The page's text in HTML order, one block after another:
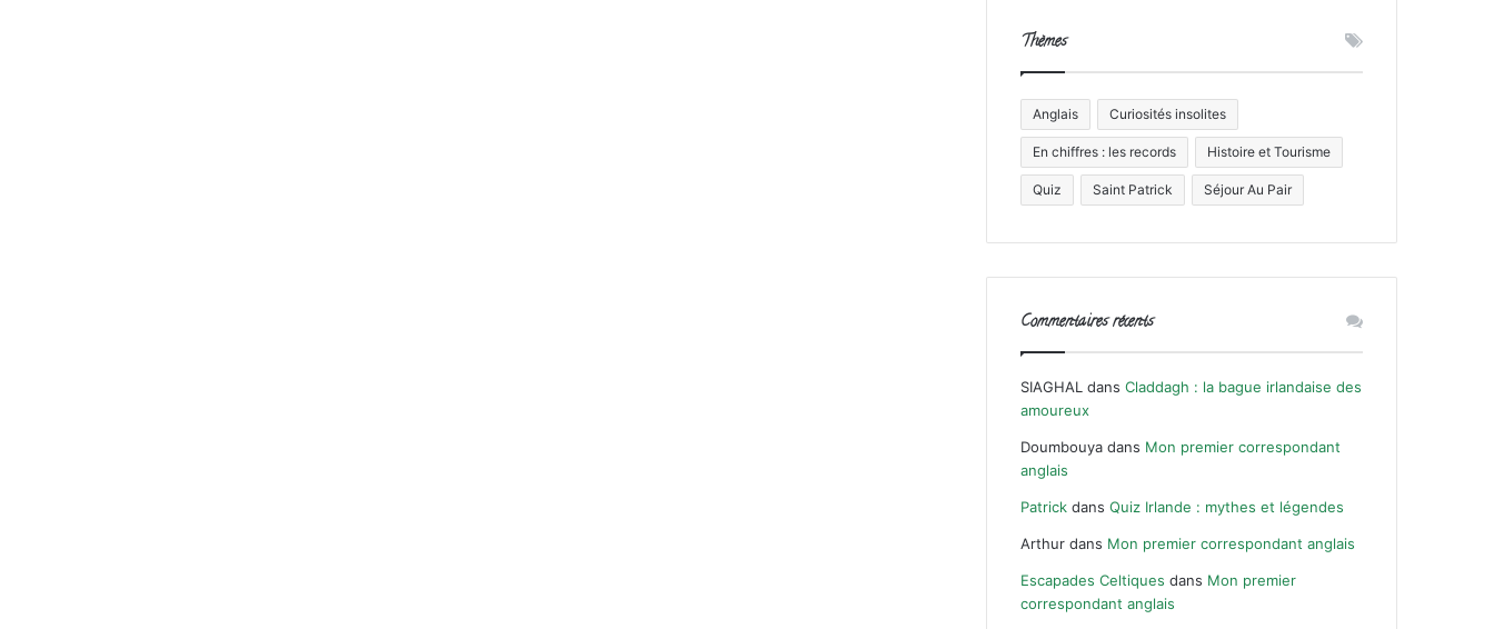
Thèmes
Anglais Curiosités insolites
En chiffres : les records Histoire et Tourisme
Quiz Saint Patrick Séjour Au Pair
Commentaires récents
SIAGHAL dansCladdagh : la bague irlandaise des
amoureux
Doumbouya dans Mon premier correspondant
anglais
Patrick dansQuiz Irlande : mythes et légendes
Arthur dans Mon premier correspondant anglais
Escapades Celtiques dans Mon premier
correspondant anglais